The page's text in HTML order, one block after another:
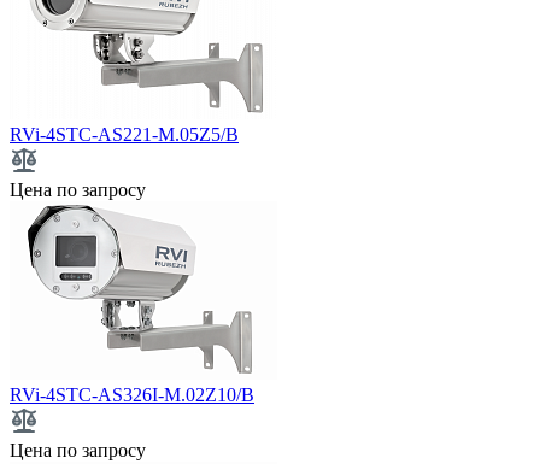
RVi-4STC-AS221-M.05Z5/B
Цена по запросу
RVi-4STC-AS326I-M.02Z10/B
Цена по запросу